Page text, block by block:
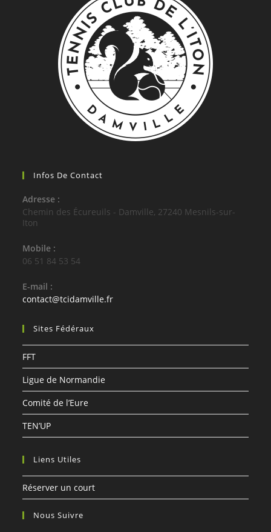
Infos De Contact
Adresse :
Chemin des Écureuils - Damville, 27240 Mesnils-sur-
Iton
Mobile :
06 51 84 53 54
E-mail :
contact@tcidamville.frS’ouvre
Sites Fédéraux
FFT
Ligue de Normandie
Comité de l’Eure
TEN’UP
Liens Utiles
Réserver un court
Nous Suivre